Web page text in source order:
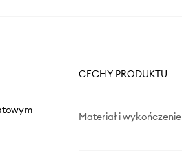
CECHY PRODUKTU
Materiał i wykończenie